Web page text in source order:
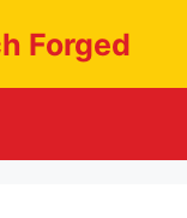
Forged